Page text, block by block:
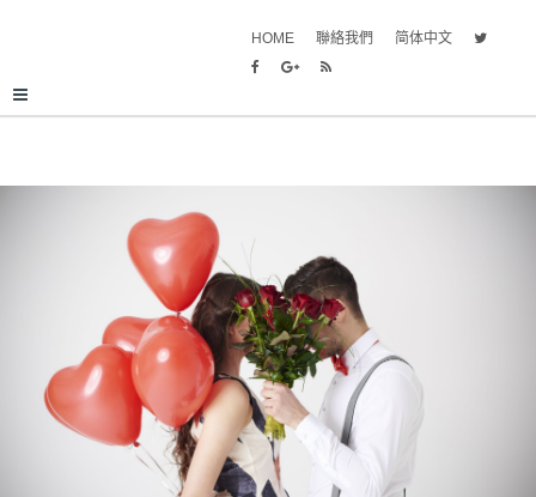
HOME 聯絡我們 简体中文